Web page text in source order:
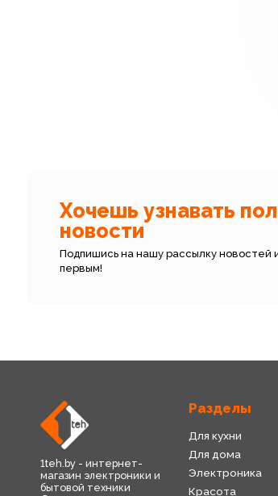
Хочешь узнавать
новости
Подпишись на нашу рассылку новостей
первым!
1teh.by - интернет-
магазин электроники и
бытовой техники
Разделы
Для кухни
Для дома
Электроника
Красота